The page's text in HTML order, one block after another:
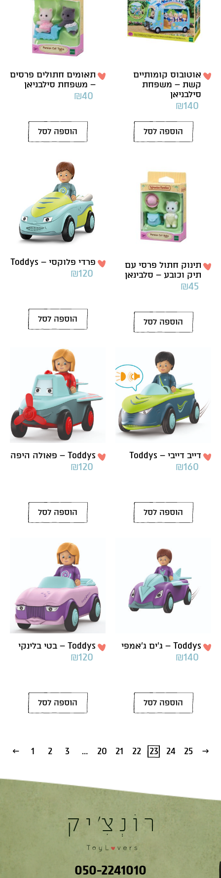
אוטובוס קומותיים
קשת – משפחת
סילבניאן
₪140
הוספה לסל
תאומים חתולים פרסים
– משפחת סילבניאן
₪40
הוספה לסל
תינוק חתול פרסי עם
תיק וכובע – סלבינאן
₪45
הוספה לסל
פרדי פלוקסי – Toddys
₪120
הוספה לסל
דייב דייבי – Toddys
₪160
הוספה לסל
Toddys – פאולה היפה
₪120
הוספה לסל
Toddys – ג’ים ג’אמפי
₪140
הוספה לסל
Toddys – בטי בלינקי
₪120
הוספה לסל
→ 1 2 3 … 20 21 22 23 24 25 ←
050-2241010